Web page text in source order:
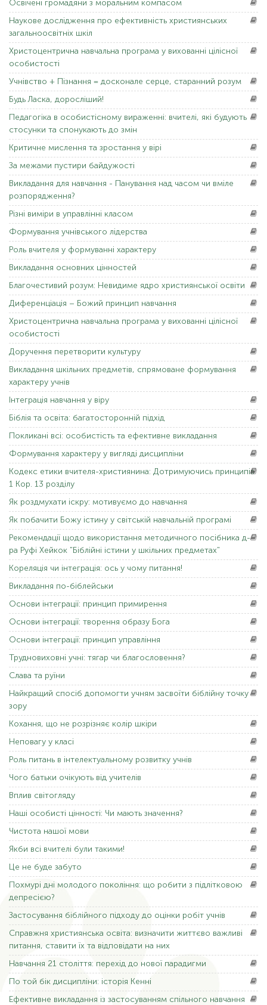
Освічені громадяни з моральним компасом
Наукове дослідження про ефективність християнських
загальноосвітніх шкіл
Христоцентрична навчальна програма у вихованні цілісної
особистості
Учнівство + Пізнання = досконале серце, старанний розум
Будь Ласка, доросліший!
Педагогіка в особистісному вираженні: вчителі, які будують
стосунки та спонукають до змін
Критичне мислення та зростання у вірі
За межами пустири байдужості
Викладання для навчання - Панування над часом чи вміле
розпорядження?
Різні виміри в управлінні класом
Формування учнівського лідерства
Роль вчителя у формуванні характеру
Викладання основних цінностей
Благочестивий розум: Невидиме ядро ​​християнської освіти
Диференціація – Божий принцип навчання
Христоцентрична навчальна програма у вихованні цілісної
особистості
Доручення перетворити культуру
Викладання шкільних предметів, спрямоване формування
характеру учнів
Інтеграція навчання у віру
Біблія та освіта: багатосторонній підхід
Покликані всі: особистість та ефективне викладання
Формування характеру у вигляді дисципліни
Кодекс етики вчителя-християнина: Дотримуючись принципів
1 Кор. 13 розділу
Як роздмухати іскру: мотивуємо до навчання
Як побачити Божу істину у світській навчальній програмі
Рекомендації щодо використання методичного посібника д-
ра Руфі Хейкок "Біблійні істини у шкільних предметах"
Кореляція чи інтеграція: ось у чому питання!
Викладання по-біблейськи
Основи інтеграції: принцип примирення
Основи інтеграції: творення образу Бога
Основи інтеграції: принцип управління
Трудновиховні учні: тягар чи благословення?
Слава та руїни
Найкращий спосіб допомогти учням засвоїти біблійну точку
зору
Кохання, що не розрізняє колір шкіри
Неповагу у класі
Роль питань в інтелектуальному розвитку учнів
Чого батьки очікують від учителів
Вплив світогляду
Наші особисті цінності: Чи мають значення?
Чистота нашої мови
Якби всі вчителі були такими!
Це не буде забуто
Похмурі дні молодого покоління: що робити з підлітковою
депресією?
Застосування біблійного підходу до оцінки робіт учнів
Справжня християнська освіта: визначити життєво важливі
питання, ставити їх та відповідати на них
Навчання 21 століття: перехід до нової парадигми
По той бік дисципліни: історія Кенні
Ефективне викладання із застосуванням спільного навчання